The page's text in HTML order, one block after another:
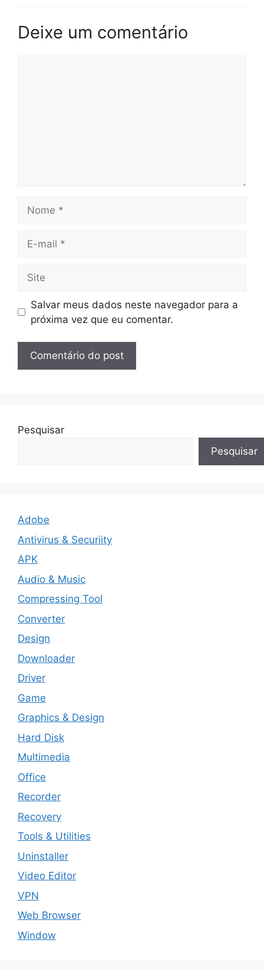
Deixe um comentário
mail
Salvar meus dados neste navegador para a
próxima vez que eu comentar.
Pesquisar
Pesquisar
Adobe
Antivirus & Securiity
APK
Audio & Music
Compressing Tool
Converter
Design
Downloader
Driver
Game
Graphics & Design
Hard Disk
Multimedia
Office
Recorder
Recovery
Tools & Utilities
Uninstaller
Video Editor
VPN
Web Browser
Window